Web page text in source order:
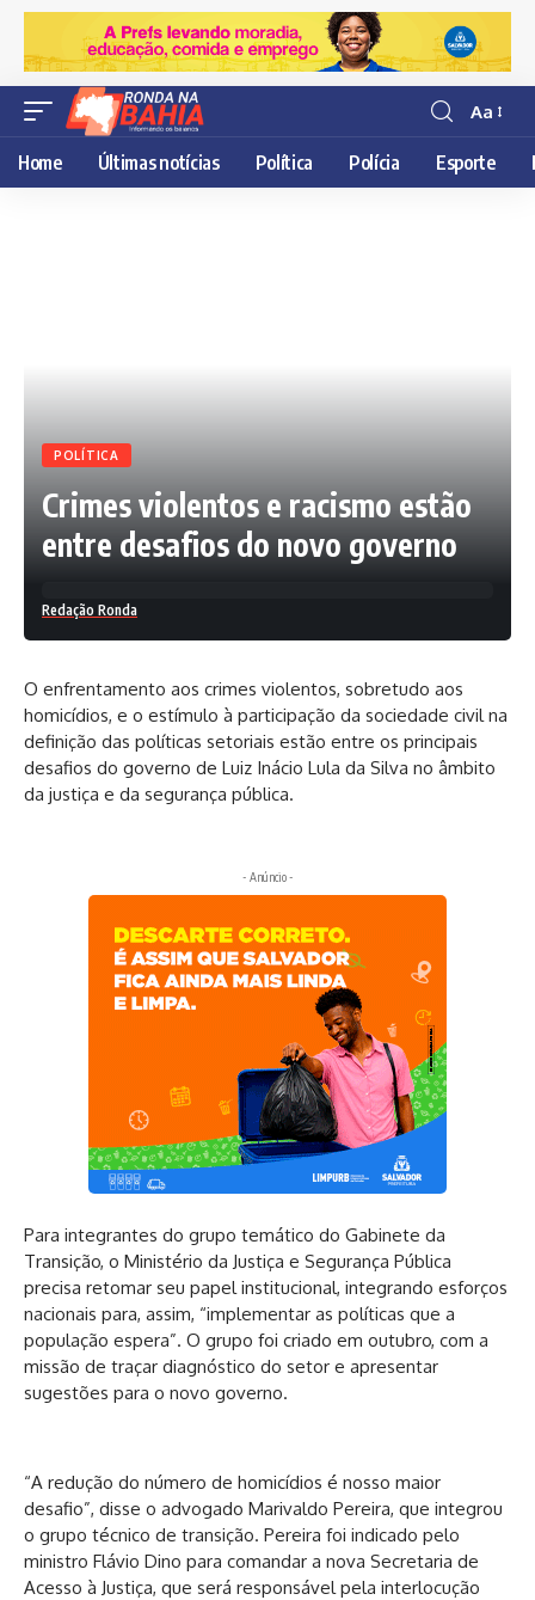
Resisor
de
fonte
Aa
Home Últimas notícias Política Polícia Esporte
POLÍTICA
Crimes violentos e racismo estão
entre desafios do novo governo
Redação Ronda
O enfrentamento aos crimes violentos, sobretudo aos
homicídios, e o estímulo à participação da sociedade civil na
definição das políticas setoriais estão entre os principais
desafios do governo de Luiz Inácio Lula da Silva no âmbito
da justiça e da segurança pública.
- Anúncio -
Para integrantes do grupo temático do Gabinete da
Transição, o Ministério da Justiça e Segurança Pública
precisa retomar seu papel institucional, integrando esforços
nacionais para, assim, “implementar as políticas que a
população espera”. O grupo foi criado em outubro, com a
missão de traçar diagnóstico do setor e apresentar
sugestões para o novo governo.
“A redução do número de homicídios é nosso maior
desafio”, disse o advogado Marivaldo Pereira, que integrou
o grupo técnico de transição. Pereira foi indicado pelo
ministro Flávio Dino para comandar a nova Secretaria de
Acesso à Justiça, que será responsável pela interlocução